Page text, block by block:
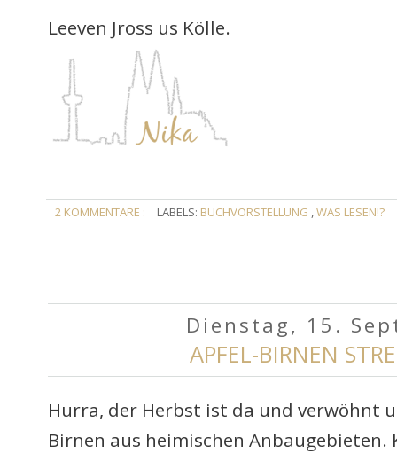
Leeven Jross us Kölle.
2 KOMMENTARE : LABELS: BUCHVORSTELLUNG ,WAS LESEN!?
Dienstag, 15.
APFEL-BIRNEN
Hurra, der Herbst ist da und verwöhnt
Birnen aus heimischen Anbaugebieten.